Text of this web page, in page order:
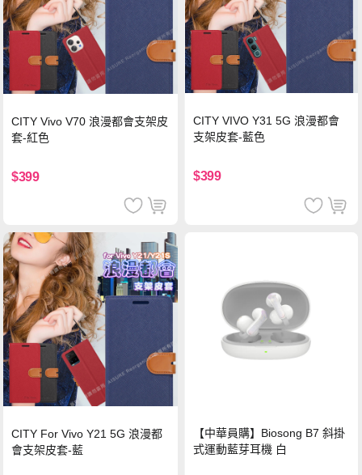
CITY Vivo V70 浪漫都會支架皮
套-紅色
$399
CITY VIVO Y31 5G 浪漫都會
支架皮套-藍色
$399
CITY For Vivo Y21 5G 浪漫都
會支架皮套-藍
【中華員購】Biosong B7 斜掛
式運動藍芽耳機 白